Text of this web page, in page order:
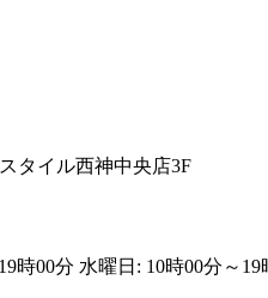
タイル西神中央店3F
時00分 水曜日: 10時00分～